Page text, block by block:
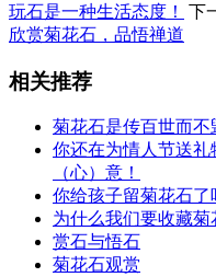
玩石是一种生活态度！
下
欣赏菊花石，品悟禅道
相关推荐
菊花石是传百世而不
你还在为情人节送
（心）意！
你给孩子留菊花石了
为什么我们要收藏菊
赏石与悟石
菊花石观赏